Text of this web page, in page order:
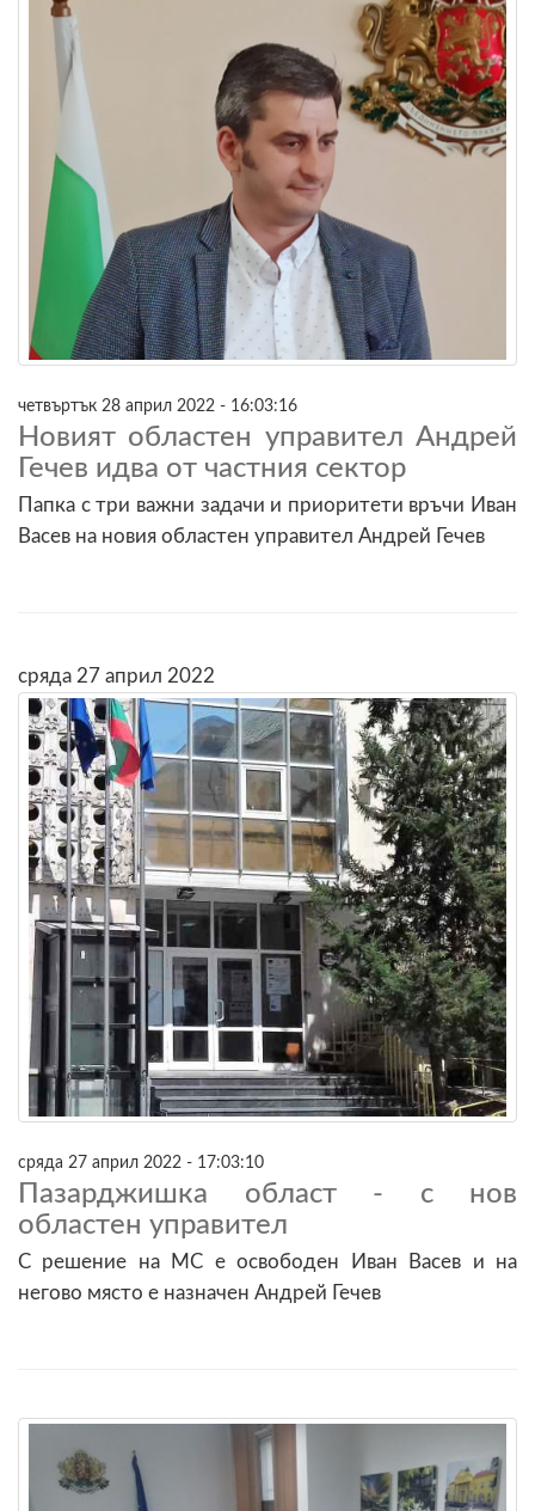
четвъртък 28 април 2022 - 16:03:16
Новият областен управител Андрей
Гечев идва от частния сектор
Папка с три важни задачи и приоритети връчи Иван
Васев на новия областен управител Андрей Гечев
сряда 27 април 2022
сряда 27 април 2022 - 17:03:10
Пазарджишка област - с нов
областен управител
С решение на МС е освободен Иван Васев и на
негово място е назначен Андрей Гечев